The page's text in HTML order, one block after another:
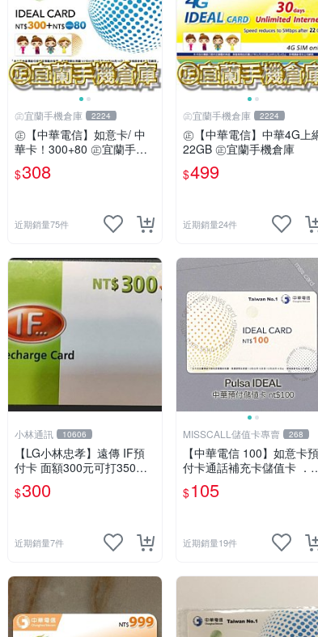
㊣宜蘭手機倉庫 2224
㊣【中華電信】如意卡/ 中
華卡！300+80 ㊣宜蘭手機
倉庫
$308
近期銷量75件
㊣宜蘭手機倉庫 2224
㊣【中華電信】中華4G上
22GB ㊣宜蘭手機倉庫
$499
近期銷量24件
小林通訊 10606
【LG小林忠孝】遠傳 IF預
付卡 面額300元可打350元
(儲值卡/補充卡)
$300
近期銷量7件
MISSCALL儲值卡專賣 268
【中華電信 100】如意卡預
付卡通話補充卡儲值卡 ．C
hunghwa IDEAL 100．門號
延展⚡MissCall儲值卡專賣
$105
近期銷量19件